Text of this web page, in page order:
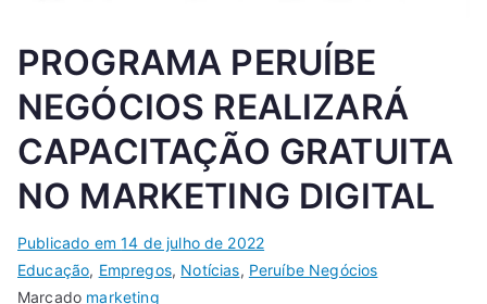
PROGRAMA PERUÍBE
NEGÓCIOS REALIZARÁ
CAPACITAÇÃO GRATUITA
NO MARKETING DIGITAL
Publicado em14 de julho de 2022
Educação, Empregos, Notícias, Peruíbe Negócios
Marcado marketing